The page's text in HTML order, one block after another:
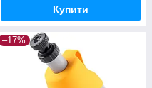
Купити
–17%